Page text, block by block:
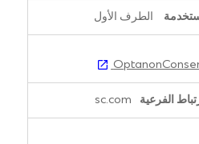
الطرف الأول
sc.com